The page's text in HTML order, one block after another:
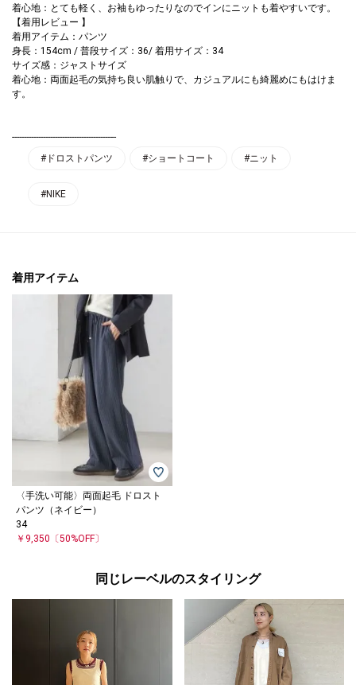
着心地：とても軽く、お袖もゆったりなのでインにニットも着やすいです。
【着用レビュー 】
着用アイテム：パンツ
身長：154cm / 普段サイズ：36/ 着用サイズ：34
サイズ感：ジャストサイズ
着心地：両面起毛の気持ち良い肌触りで、カジュアルにも綺麗めにもはけま
す。
--------------------------------------------
#ドロストパンツ
#ショートコート #ニット
#NIKE
着用アイテム
〈手洗い可能〉両面起毛 ドロスト
パンツ（ネイビー）
34
￥9,350 〔50%OFF〕
同じレーベルのスタイリング